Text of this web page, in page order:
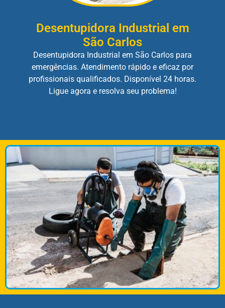
Desentupidora Industrial em
São Carlos
Desentupidora Industrial em São Carlos para
emergências. Atendimento rápido e eficaz por
profissionais qualificados. Disponível 24 horas.
Ligue agora e resolva seu problema!